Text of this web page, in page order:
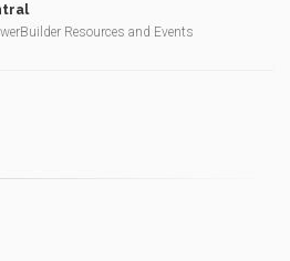
Resources and Events